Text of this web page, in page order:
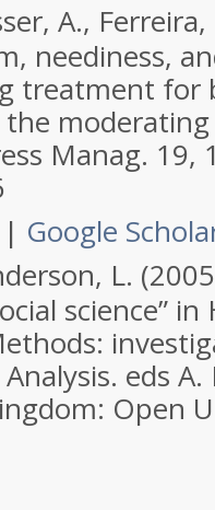
A.,
neediness,
treatment for
Manag. 19,
| Google
L.
science” in
eds
Open